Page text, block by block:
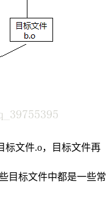
标文件.o，目标文件再
目标文件中都是一些常